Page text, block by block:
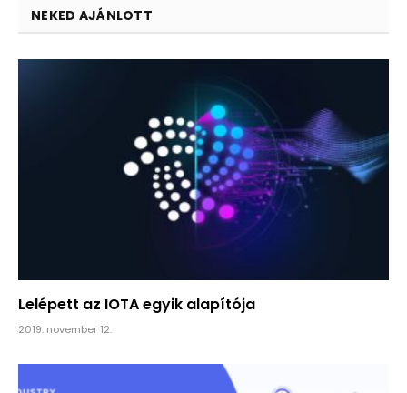
NEKED AJÁNLOTT
Lelépett az IOTA egyik alapítója
2019. november 12.